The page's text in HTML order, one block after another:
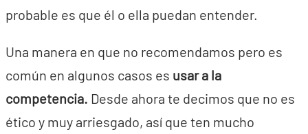
probable es que él o ella puedan entender.
Una manera en que no recomendamos pero es
común en algunos casos es usar a la
competencia. Desde ahora te decimos que no es
ético y muy arriesgado, así que ten mucho